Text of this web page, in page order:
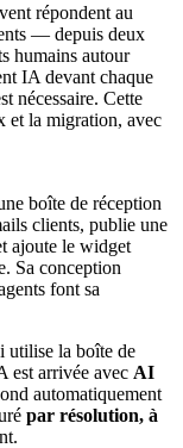
répondent au
— depuis deux
humains autour
IA devant chaque
nécessaire. Cette
et la migration, avec
boîte de réception
clients, publie une
ajoute le widget
Sa conception
font sa
utilise la boîte de
est arrivée avec AI
automatiquement
par résolution, à